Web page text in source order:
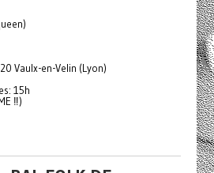
Vaulx-en-Velin (Lyon)
15h
‼️)